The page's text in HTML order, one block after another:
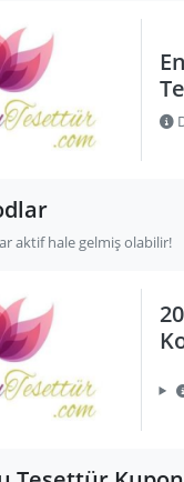
aktif hale gelmiş olabilir!